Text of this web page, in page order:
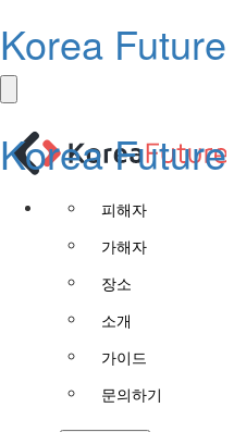
Korea Future
Korea Future
피해자
가해자
장소
소개
가이드
문의하기